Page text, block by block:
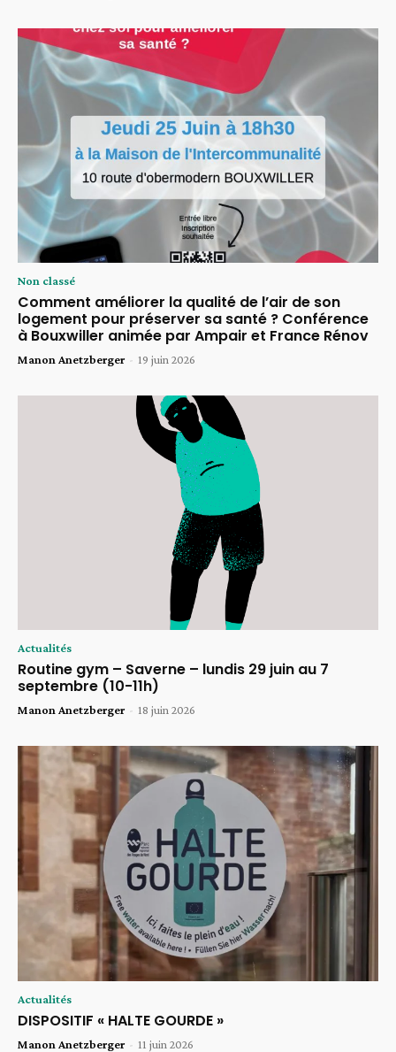
Non classé
Comment améliorer la qualité de l’air de son
logement pour préserver sa santé ? Conférence
à Bouxwiller animée par Ampair et France Rénov
Manon Anetzberger - 19 juin 2026
Actualités
Routine gym – Saverne – lundis 29 juin au 7
septembre (10-11h)
Manon Anetzberger - 18 juin 2026
Actualités
DISPOSITIF « HALTE GOURDE »
Manon Anetzberger - 11 juin 2026